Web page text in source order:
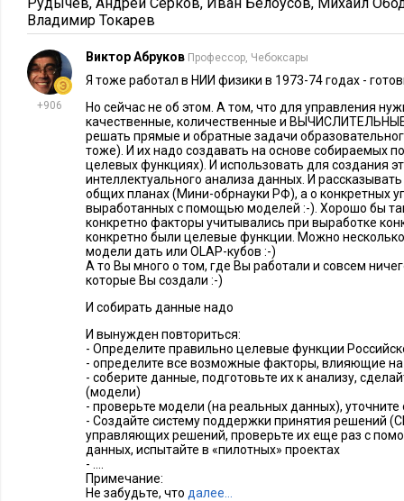
Но состояние неопределенности в экономике и политике
стартовали мы именно как глобальный центр и были
международное научное сотрудничество, без которого
невозможны. На тот момент страна, как нам казалось, была
была интересна ученым из других государств. Сейчас
и работа мировых научных величин под вопросом. И это
только для нас, а для всей российской науки. Так что это
проблема.
Похожая ситуация сИннополисом. Он развивается, и
заключено партнерство с тремя вузами из мирового топ-
преподавателями университета стало 16 профессоров
гостевые лекции за год прочитало 45 лучших глобальных
уникальные для России бакалаврские и магистерские
исследовательских лаборатории и т.д. Но мы пытаемся
уровня, а эта задача подразумевает постоянное
соответствующей квалификации. Захотят ли они
в текущем положении – это вопрос.
В обоих случаях – и с Квантовым центром, и с
о которой пока все предпочитают не думать. Захотят ли
профессора в стране, когда их с удовольствием примет
университет? Это касается и их зарплат (реальность
Владимир Токарев
+906
Виктор Абруков Профессор, Чебоксары
Я тоже работал в НИИ физики в 1973-74 годах -
Но сейчас не об этом. А том, что для управления
качественные, количественные и
решать прямые и обратные задачи
тоже). И их надо создавать на основе собираемых
целевых функциях). И использовать для создания
интеллектуального анализа данных. И
общих планах (Мини-обрнауки РФ), а о конкретных
выработанных с помощью моделей :-). Хорошо бы
конкретно факторы учитывались при выработке
конкретно были целевые функции. Можно
модели дать или OLAP-кубов :-)
А то Вы много о том, где Вы работали и совсем
которые Вы создали :-)
И собирать данные надо
И вынужден повториться:
- Определите правильно целевые функции
- определите все возможные факторы, влияющие
- соберите данные, подготовьте их к анализу,
(модели)
- проверьте модели (на реальных данных),
- Создайте систему поддержки принятия решений
управляющих решений, проверьте их еще раз с
данных, испытайте в «пилотных» проектах
- ….
Примечание:
Не забудьте, что далее…